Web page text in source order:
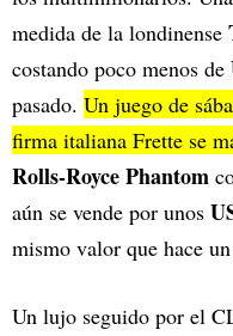
medida de la londinense
costando poco menos de
pasado. Un juego de
firma italiana Frette se
Rolls-Royce Phantom
aún se vende por unos
mismo valor que hace
Un lujo seguido por el